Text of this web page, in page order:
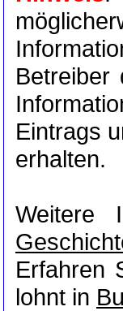
Eintrags
erhalten.
Weitere
Erfahren
lohnt in